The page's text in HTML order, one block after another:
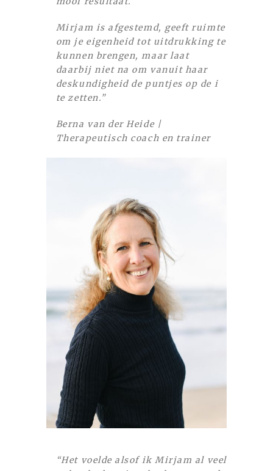
Mirjam is afgestemd, geeft ruimte
om je eigenheid tot uitdrukking te
kunnen brengen, maar laat
daarbij niet na om vanuit haar
deskundigheid de puntjes op de i
te zetten.”
Berna van der Heide |
Therapeutisch coach en trainer
“Het voelde alsof ik Mirjam al veel